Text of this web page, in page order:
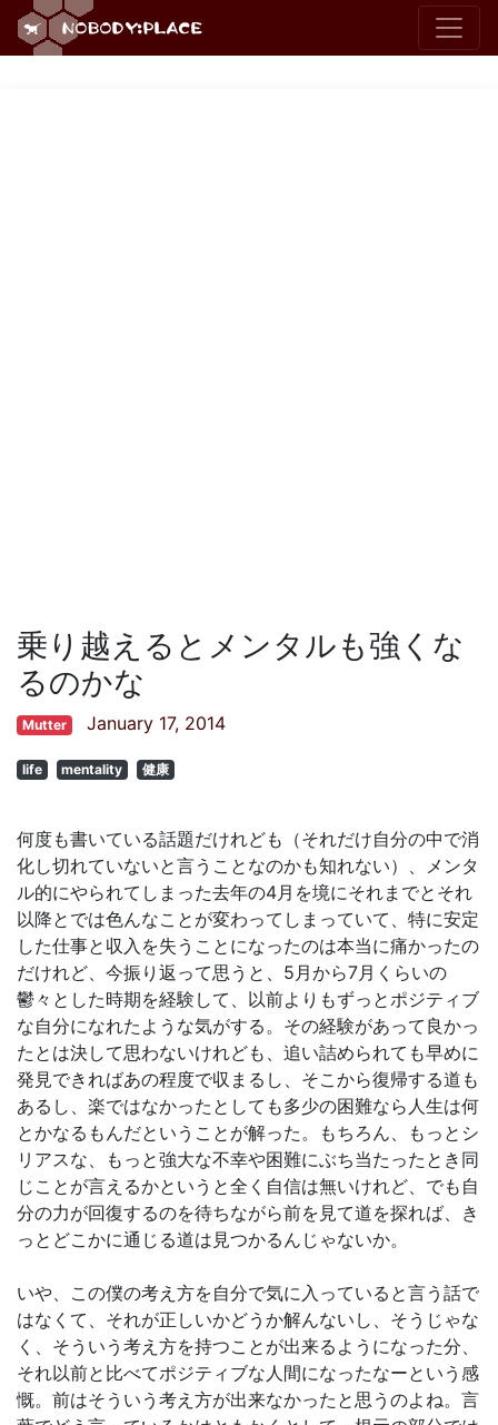
乗り越えるとメンタルも強くな
るのかな
Mutter January 17, 2014
life mentality 健康
何度も書いている話題だけれども（それだけ自分の中で消
化し切れていないと言うことなのかも知れない）、メンタ
ル的にやられてしまった去年の4月を境にそれまでとそれ
以降とでは色んなことが変わってしまっていて、特に安定
した仕事と収入を失うことになったのは本当に痛かったの
だけれど、今振り返って思うと、5月から7月くらいの
鬱々とした時期を経験して、以前よりもずっとポジティブ
な自分になれたような気がする。その経験があって良かっ
たとは決して思わないけれども、追い詰められても早めに
発見できればあの程度で収まるし、そこから復帰する道も
あるし、楽ではなかったとしても多少の困難なら人生は何
とかなるもんだということが解った。もちろん、もっとシ
リアスな、もっと強大な不幸や困難にぶち当たったとき同
じことが言えるかというと全く自信は無いけれど、でも自
分の力が回復するのを待ちながら前を見て道を探れば、き
っとどこかに通じる道は見つかるんじゃないか。
いや、この僕の考え方を自分で気に入っていると言う話で
はなくて、それが正しいかどうか解んないし、そうじゃな
く、そういう考え方を持つことが出来るようになった分、
それ以前と比べてポジティブな人間になったなーという感
慨。前はそういう考え方が出来なかったと思うのよね。言